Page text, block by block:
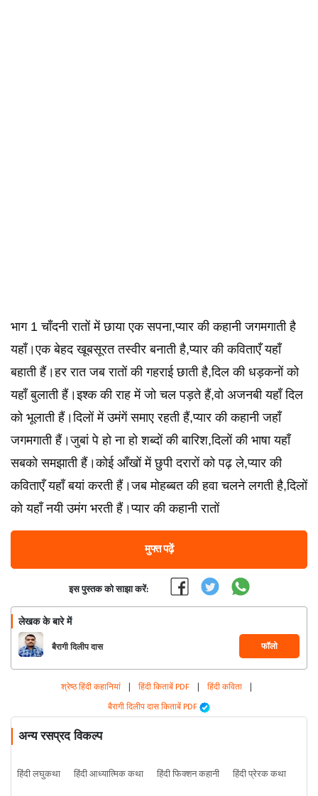
भाग 1 चाँदनी रातों में छाया एक सपना,प्यार की कहानी जगमगाती है
यहाँ।एक बेहद खूबसूरत तस्वीर बनाती है,प्यार की कविताएँ यहाँ
बहाती हैं।हर रात जब रातों की गहराई छाती है,दिल की धड़कनों को
यहाँ बुलाती हैं।इश्क की राह में जो चल पड़ते हैं,वो अजनबी यहाँ दिल
को भूलाती हैं।दिलों में उमंगें समाए रहती हैं,प्यार की कहानी जहाँ
जगमगाती हैं।जुबां पे हो ना हो शब्दों की बारिश,दिलों की भाषा यहाँ
सबको समझाती हैं।कोई आँखों में छुपी दरारों को पढ़ ले,प्यार की
कविताएँ यहाँ बयां करती हैं।जब मोहब्बत की हवा चलने लगती है,दिलों
को यहाँ नयी उमंग भरती हैं।प्यार की कहानी रातों
मुफ्त पढ़ें
इस पुस्तक को साझा करें:
लेखक के बारे में
बैरागी दिलीप दास फॉलो
श्रेष्ठ हिंदी कहानियां | हिंदी किताबें PDF | हिंदी कविता |
बैरागी दिलीप दास किताबें PDF
अन्य रसप्रद विकल्प
हिंदी लघुकथा हिंदी आध्यात्मिक कथा हिंदी फिक्शन कहानी
हिंदी प्रेरक कथा